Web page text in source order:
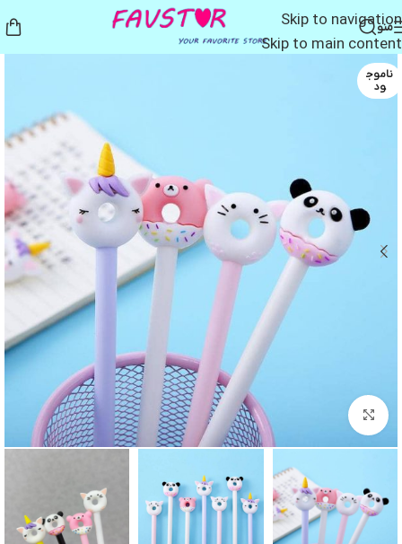
Skip to navigation
Skip to main content
منو
ناموج
ود
بزرگنمایی تصویر